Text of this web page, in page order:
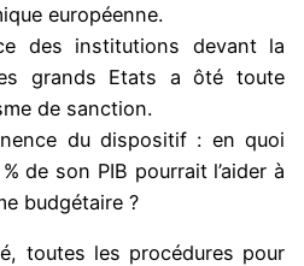
européenne.
des institutions devant la
grands Etats a ôté toute
de sanction.
du dispositif : en quoi
de son PIB pourrait l’aider à
budgétaire ?
toutes les procédures pour